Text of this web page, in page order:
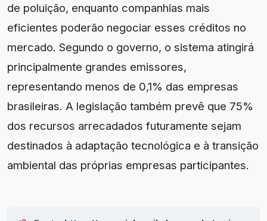
de poluição, enquanto companhias mais
eficientes poderão negociar esses créditos no
mercado. Segundo o governo, o sistema atingirá
principalmente grandes emissores,
representando menos de 0,1% das empresas
brasileiras. A legislação também prevê que 75%
dos recursos arrecadados futuramente sejam
destinados à adaptação tecnológica e à transição
ambiental das próprias empresas participantes.